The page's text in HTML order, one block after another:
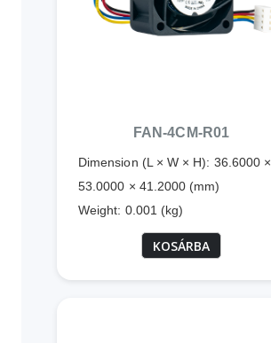
FAN-4CM-R01
Dimension (L × W × H): 36.6000 ×
53.0000 × 41.2000 (mm)
Weight: 0.001 (kg)
KOSÁRBA